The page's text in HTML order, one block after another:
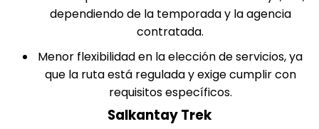
dependiendo de la temporada y la agencia
contratada.
Menor flexibilidad en la elección de servicios, ya
que la ruta está regulada y exige cumplir con
requisitos específicos.
Salkantay Trek